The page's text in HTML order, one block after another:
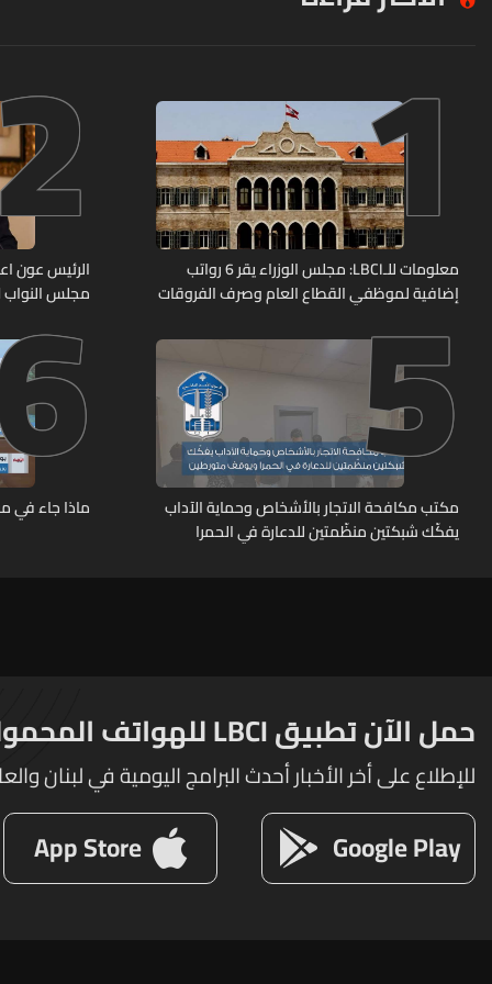
1
معلومات للـLBCI: مجلس الوزراء يقر 6 رواتب
إضافية لموظفي القطاع العام وصرف الفروقات
الرئيس عون
مجلس النواب
5
مكتب مكافحة الاتجار بالأشخاص وحماية الآداب
يفكّك شبكتين منظّمتين للدعارة في الحمرا
ماذا جاء في
حمل الآن تطبيق LBCI للهواتف المحمولة
للإطلاع على أخر الأخبار أحدث البرامج اليومية في لبنان
Google Play
App Store